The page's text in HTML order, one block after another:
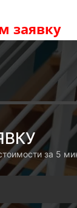
заявку
за 5